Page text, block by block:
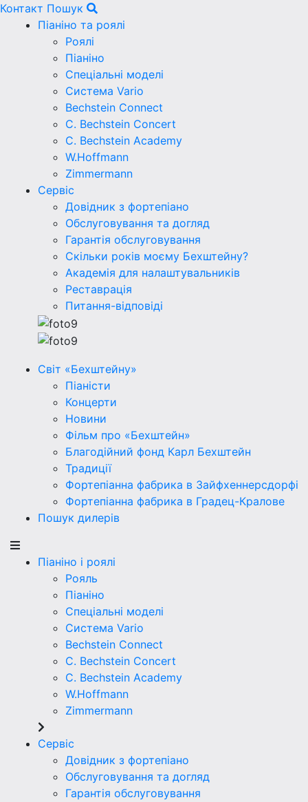
Контакт Пошук
Піаніно та роялі
Роялі
Піаніно
Спеціальні моделі
Система Vario
Bechstein Connect
C. Bechstein Concert
C. Bechstein Academy
W.Hoffmann
Zimmermann
Сервіс
Довідник з фортепіано
Обслуговування та догляд
Гарантія обслуговування
Скільки років моєму Бехштейну?
Академія для налаштувальників
Реставрація
Питання-відповіді
Світ «Бехштейну»
Піаністи
Концерти
Новини
Фільм про «Бехштейн»
Благодійний фонд Карл Бехштейн
Традиції
Фортепіанна фабрика в Зайфхеннерсдорфi
Фортепіанна фабрика в Градец-Кралове
Пошук дилерів
Піаніно і роялі
Рояль
Піаніно
Спеціальні моделі
Система Vario
Bechstein Connect
C. Bechstein Concert
C. Bechstein Academy
W.Hoffmann
Zimmermann
Сервіс
Довідник з фортепіано
Обслуговування та догляд
Гарантія обслуговування